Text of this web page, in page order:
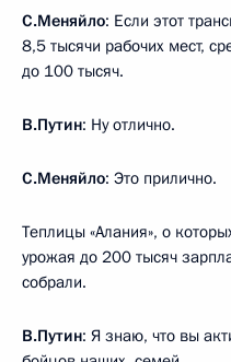
С.Меняйло: Если этот
8,5 тысячи рабочих мест,
до 100 тысяч.
В.Путин: Ну отлично.
С.Меняйло: Это прилично.
Теплицы «Алания», о
урожая до 200 тысяч
собрали.
В.Путин: Я знаю, что вы